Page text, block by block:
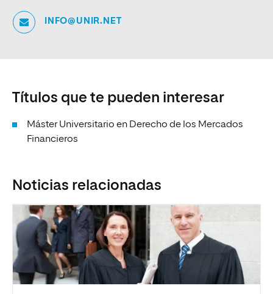
INFO@UNIR.NET
Títulos que te pueden interesar
Máster Universitario en Derecho de los Mercados
Financieros
Noticias relacionadas